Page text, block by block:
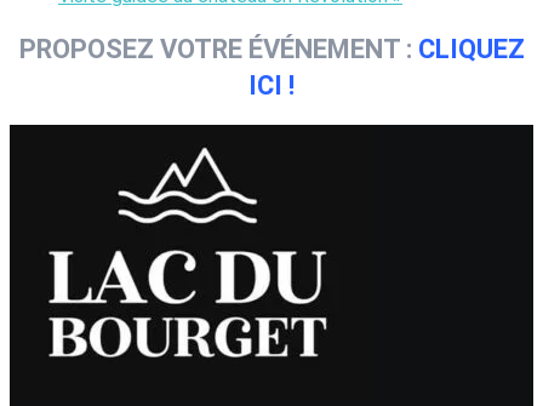
PROPOSEZ VOTRE ÉVÉNEMENT : CLIQUEZ
ICI !